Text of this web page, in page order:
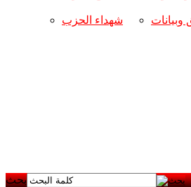
شهداء الحزب وبيانات
بحث